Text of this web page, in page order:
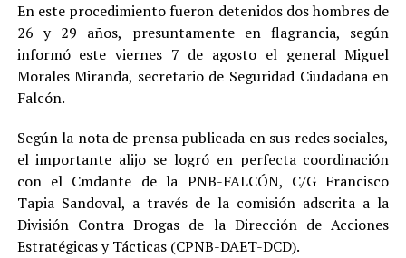
En este procedimiento fueron detenidos dos hombres de
26 y 29 años, presuntamente en flagrancia, según
informó este viernes 7 de agosto el general Miguel
Morales Miranda, secretario de Seguridad Ciudadana en
Falcón.
Según la nota de prensa publicada en sus redes sociales,
el importante alijo se logró en perfecta coordinación
con el Cmdante de la PNB-FALCÓN, C/G Francisco
Tapia Sandoval, a través de la comisión adscrita a la
División Contra Drogas de la Dirección de Acciones
Estratégicas y Tácticas (CPNB-DAET-DCD).